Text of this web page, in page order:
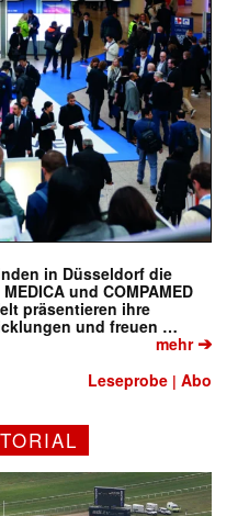
in Düsseldorf die
und COMPAMED
präsentieren ihre
und freuen …
mehr➔
Leseprobe |Abo